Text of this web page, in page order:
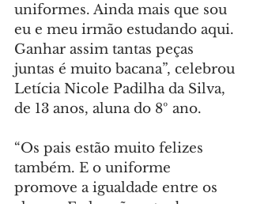
uniformes. Ainda mais que sou
eu e meu irmão estudando aqui.
Ganhar assim tantas peças
juntas é muito bacana”, celebrou
Letícia Nicole Padilha da Silva,
de 13 anos, aluna do 8º ano.
“Os pais estão muito felizes
também. E o uniforme
promove a igualdade entre os